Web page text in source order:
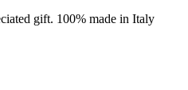
gift. 100% made in Italy